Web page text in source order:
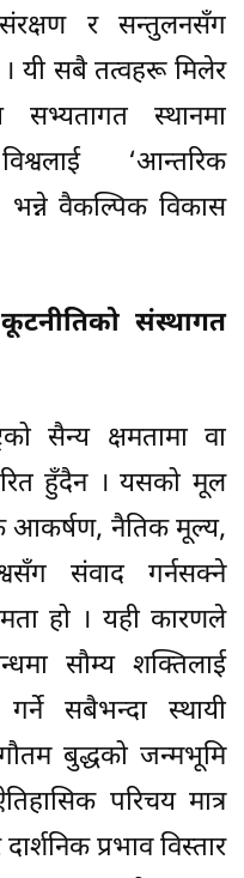
र सन्तुलनसँग
। यी सबै तत्वहरू मिलेर
सभ्यतागत स्थानमा
‘आन्तरिक
भन्ने वैकल्पिक विकास
संस्थागत
सैन्य क्षमतामा वा
हुँदैन । यसको मूल
आकर्षण, नैतिक मूल्य,
संवाद गर्नसक्ने
हो । यही कारणले
सौम्य शक्तिलाई
गर्ने सबैभन्दा स्थायी
बुद्धको जन्मभूमि
परिचय मात्र
प्रभाव विस्तार